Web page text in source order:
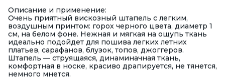
Описание и применение:
Очень приятный вискозный штапель с легким,
воздушным принтом: горох черного цвета, диаметр 1
см, на белом фоне. Нежная и мягкая на ощупь ткань
идеально подойдет для пошива легких летних
платьев, сарафанов, блузок, топов, джоггеров.
Штапель — струящаяся, динаминачная ткань,
комфортная в носке, красиво драпируется, не тянется,
немного мнется.